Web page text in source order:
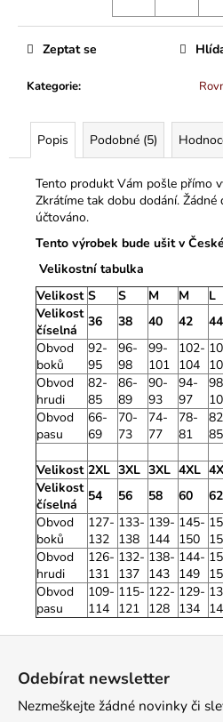
Kategorie:
Zeptat se
Popis Podobné (5)
Tento produkt Vám pošle přímo
Zkrátíme tak dobu dodání.
účtováno.
Tento výrobek bude ušit v
Velikostní tabulka
Velikost S S M M L
Velikost
číselná
36 38 40 42 44
Obvod
boků
92-
95
96-
98
99-
101
102-
104
Obvod
hrudi
82-
85
86-
89
90-
93
94-
97
Obvod
pasu
66-
69
70-
73
74-
77
78-
81
85
Velikost 2XL 3XL 3XL 4XL
Velikost
číselná
54 56 58 60 62
Obvod
boků
127-
132
133-
138
139-
144
145-
150
Obvod
hrudi
126-
131
132-
137
138-
143
144-
149
Obvod
pasu
109-
114
115-
121
122-
128
129-
134
Odebírat newsletter
Nezmeškejte žádné novinky či